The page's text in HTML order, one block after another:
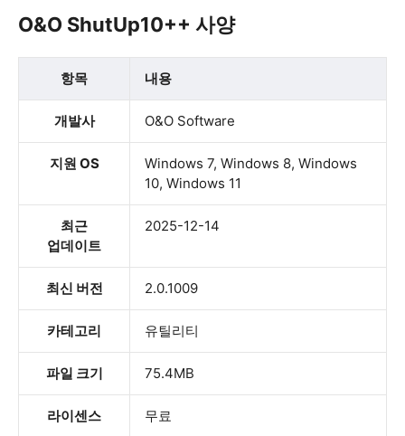
O&O ShutUp10++ 사양
항목 내용
개발사 O&O Software
지원 OS
Windows 7, Windows 8, Windows
10, Windows 11
최근
업데이트
2025-12-14
최신 버전 2.0.1009
카테고리 유틸리티
파일 크기 75.4MB
라이센스 무료